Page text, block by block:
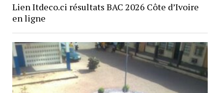
Lien Itdeco.ci résultats BAC 2026 Côte d’Ivoire
en ligne